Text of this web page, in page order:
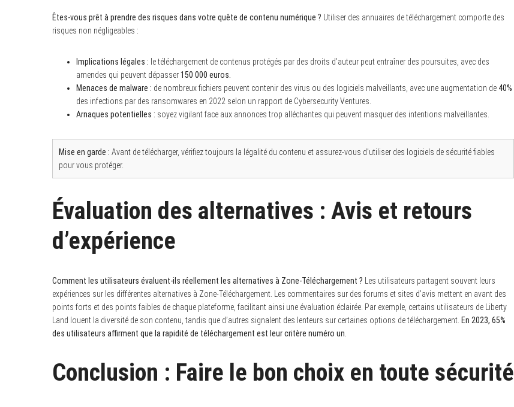
Êtes-vous prêt à prendre des risques dans votre quête de contenu numérique ? Utiliser des annuaires de téléchargement comporte des
risques non négligeables :
Implications légales : le téléchargement de contenus protégés par des droits d’auteur peut entraîner des poursuites, avec des
amendes qui peuvent dépasser150 000 euros.
Menaces de malware : de nombreux fichiers peuvent contenir des virus ou des logiciels malveillants, avec une augmentation de 40%
des infections par des ransomwares en 2022 selon un rapport de Cybersecurity Ventures.
Arnaques potentielles : soyez vigilant face aux annonces trop alléchantes qui peuvent masquer des intentions malveillantes.
Mise en garde : Avant de télécharger, vérifiez toujours la légalité du contenu et assurez-vous d’utiliser des logiciels de sécurité fiables
pour vous protéger.
Évaluation des alternatives : Avis et retours
d’expérience
Comment les utilisateurs évaluent-ils réellement les alternatives à Zone-Téléchargement ? Les utilisateurs partagent souvent leurs
expériences sur les différentes alternatives à Zone-Téléchargement. Les commentaires sur des forums et sites d’avis mettent en avant des
points forts et des points faibles de chaque plateforme, facilitant ainsi une évaluation éclairée. Par exemple, certains utilisateurs de Liberty
Land louent la diversité de son contenu, tandis que d’autres signalent des lenteurs sur certaines options de téléchargement. En 2023, 65%
des utilisateurs affirment que la rapidité de téléchargement est leur critère numéro un.
Conclusion : Faire le bon choix en toute sécurité